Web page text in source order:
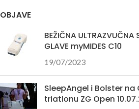
OBJAVE
BEŽIČNA ULTRAZVUČNA
GLAVE myMIDES C10
19/07/2023
SleepAngel i Bolster
triatlonu ZG Open